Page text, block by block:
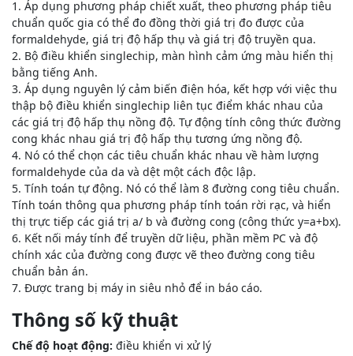
1. Áp dụng phương pháp chiết xuất, theo phương pháp tiêu
chuẩn quốc gia có thể đo đồng thời giá trị đo được của
formaldehyde, giá trị độ hấp thụ và giá trị độ truyền qua.
2. Bộ điều khiển singlechip, màn hình cảm ứng màu hiển thị
bằng tiếng Anh.
3. Áp dụng nguyên lý cảm biến điện hóa, kết hợp với việc thu
thập bộ điều khiển singlechip liên tục điểm khác nhau của
các giá trị độ hấp thụ nồng độ. Tự động tính công thức đường
cong khác nhau giá trị độ hấp thụ tương ứng nồng độ.
4. Nó có thể chọn các tiêu chuẩn khác nhau về hàm lượng
formaldehyde của da và dệt một cách độc lập.
5. Tính toán tự động. Nó có thể làm 8 đường cong tiêu chuẩn.
Tính toán thông qua phương pháp tính toán rời rạc, và hiển
thị trực tiếp các giá trị a/ b và đường cong (công thức y=a+bx).
6. Kết nối máy tính để truyền dữ liệu, phần mềm PC và độ
chính xác của đường cong được vẽ theo đường cong tiêu
chuẩn bản án.
7. Được trang bị máy in siêu nhỏ để in báo cáo.
Thông số kỹ thuật
Chế độ hoạt động: điều khiển vi xử lý